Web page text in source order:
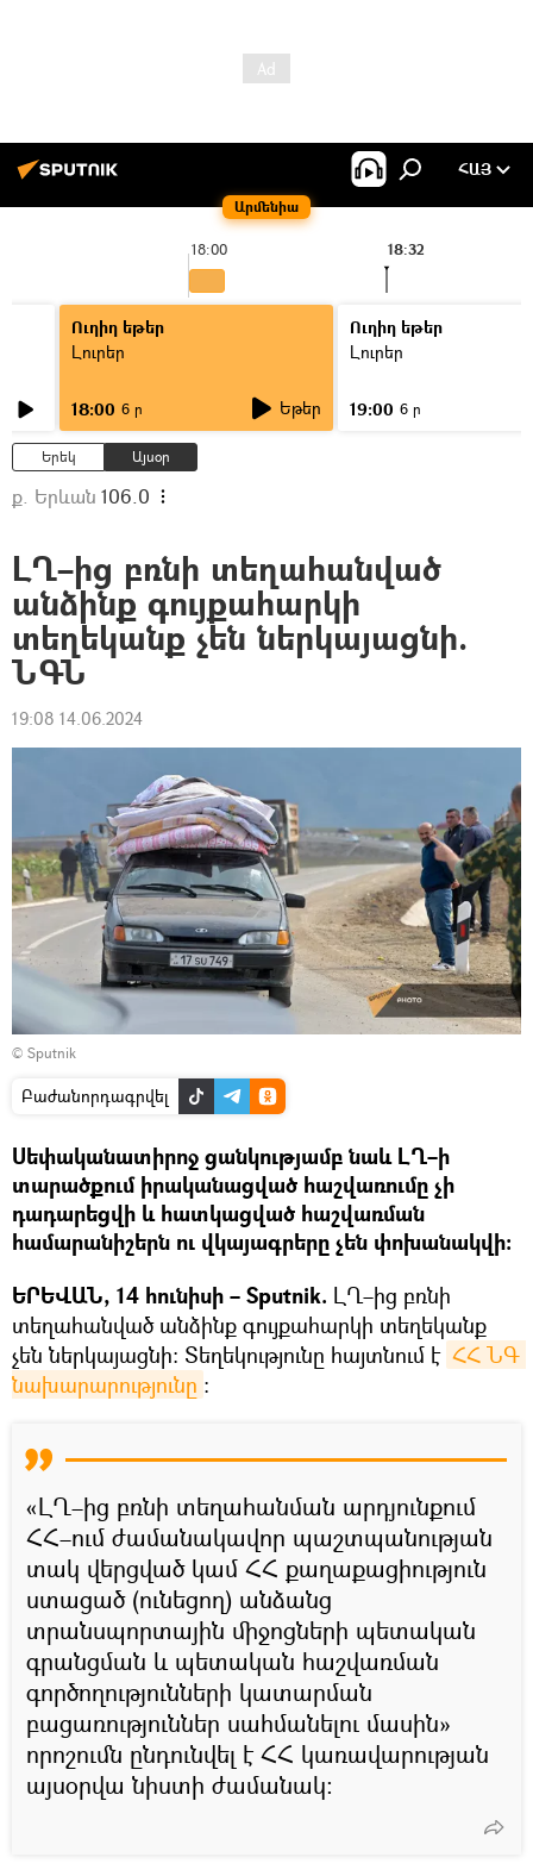
Արմենիա
ՀԱՅ
18:00 18:32
Ուղիղ եթեր
Լուրեր
18:00 6 ր Եթեր
Ուղիղ եթեր
Լուրեր
19:00 6 ր
Երեկ Այսօր
ք. Երևան 106.0
ԼՂ–ից բռնի տեղահանված
անձինք գույքահարկի
տեղեկանք չեն ներկայացնի.
ՆԳՆ
19:08 14.06.2024
© Sputnik
Բաժանորդագրվել
Սեփականատիրոջ ցանկությամբ նաև ԼՂ–ի
տարածքում իրականացված հաշվառումը չի
դադարեցվի և հատկացված հաշվառման
համարանիշերն ու վկայագրերը չեն փոխանակվի։
ԵՐԵՎԱՆ, 14 հունիսի – Sputnik. ԼՂ–ից բռնի
տեղահանված անձինք գույքահարկի տեղեկանք
չեն ներկայացնի։ Տեղեկությունը հայտնում է ՀՀ ՆԳ
նախարարությունը ։
«ԼՂ–ից բռնի տեղահանման արդյունքում
ՀՀ–ում ժամանակավոր պաշտպանության
տակ վերցված կամ ՀՀ քաղաքացիություն
ստացած (ունեցող) անձանց
տրանսպորտային միջոցների պետական
գրանցման և պետական հաշվառման
գործողությունների կատարման
բացառություններ սահմանելու մասին»
որոշումն ընդունվել է ՀՀ կառավարության
այսօրվա նիստի ժամանակ։